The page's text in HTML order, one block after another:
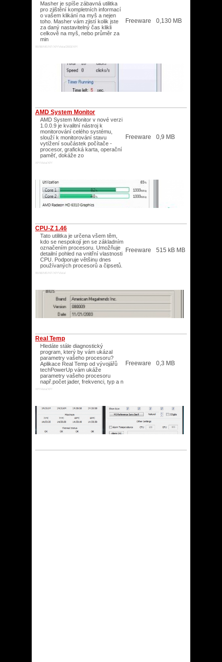
Masher je spíše zábavná utilitka
pro zjištění kompletních informací
o vašem klikání na myš a nejen
toho. Masher vám zjistí kolik jste
za daný nastavitelný čas klikli
celkově na myš, nebo průměr za
min
95/98/ME/NT/XP/Vista/2003/XP/
Freeware 0,130 MB
AMD System Monitor
AMD System Monitor v nové verzi
1.0.0.9 je kvalitní nástroj k
monitorování celého systému,
slouží k monitorování stavu
vytížení součástek počítače -
procesor, grafická karta, operační
paměť, dokáže zo
XP/Vista/XP/
Freeware 0,9 MB
CPU-Z 1.46
Tato utilitka je určena všem těm,
kdo se nespokojí jen se základním
označením procesoru. Umožňuje
detailní pohled na vnitřní vlastnosti
CPU. Podporuje většinu dnes
používaných procesorů a čipsetů.
95/98/ME/NT/XP/Vista/
Freeware 515 kB MB
Real Temp
Hledáte stále diagnostický
program, který by vám ukázal
parametry vašeho procesoru?
Aplikace Real Temp od vývojářů
techPowerUp vám ukáže
parametry vašeho procesoru
např.počet jader, frekvenci, typ a n
XP/Vista/XP/
Freeware 0,3 MB